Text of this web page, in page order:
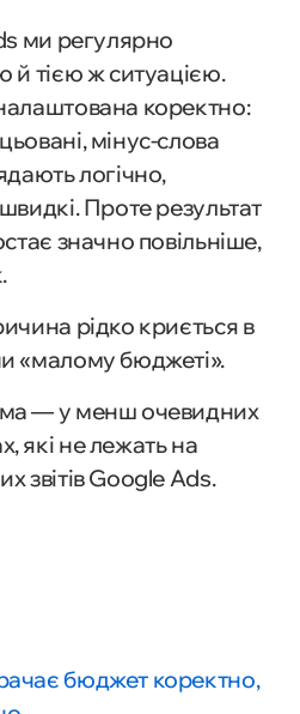
ми регулярно
й тією ж ситуацією.
коректно:
мінус-слова
логічно,
Проте результат
значно повільніше,
рідко криється в
«малому бюджеті».
— у менш очевидних
які не лежать на
звітів Google Ads.
бюджет коректно,